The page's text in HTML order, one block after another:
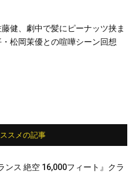
藤健、劇中で髪にピーナッツ挟ま
松岡茉優との喧嘩シーン回想
スメの記事
ンス 絶空 16,000フィート』クラ